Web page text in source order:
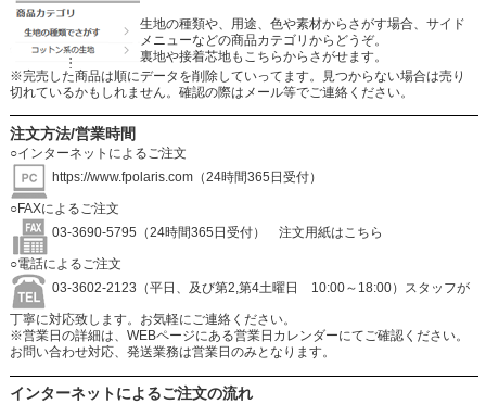
生地の種類や、用途、色や素材からさがす場合、サイド
メニューなどの商品カテゴリからどうぞ。
裏地や接着芯地もこちらからさがせます。
※完売した商品は順にデータを削除していってます。見つからない場合は売り
切れているかもしれません。確認の際はメール等でご連絡ください。
注文方法/営業時間
○インターネットによるご注文
https://www.fpolaris.com（24時間365日受付）
○FAXによるご注文
03-3690-5795（24時間365日受付）
注文用紙はこちら
○電話によるご注文
03-3602-2123（平日、及び第2,第4土曜日 10:00～18:00）スタッフが
丁寧に対応致します。お気軽にご連絡ください。
※営業日の詳細は、WEBページにある営業日カレンダーにてご確認ください。
お問い合わせ対応、発送業務は営業日のみとなります。
インターネットによるご注文の流れ